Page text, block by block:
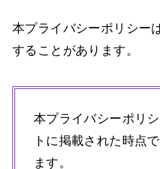
本プライバシーポリシー
することがあります。
本プライバシーポリ
トに掲載された時点
ます。